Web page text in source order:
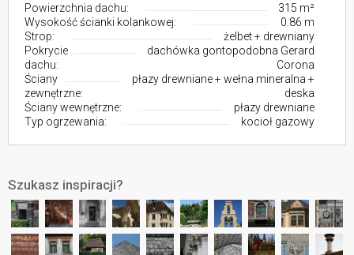
Powierzchnia dachu:
315 m²
Wysokość ścianki kolankowej:
0.86 m
Strop:
żelbet + drewniany
Pokrycie
dachu:
dachówka gontopodobna Gerard
Corona
Ściany
zewnętrzne:
płazy drewniane + wełna mineralna +
deska
Ściany wewnętrzne:
płazy drewniane
Typ ogrzewania:
kocioł gazowy
Szukasz inspiracji?